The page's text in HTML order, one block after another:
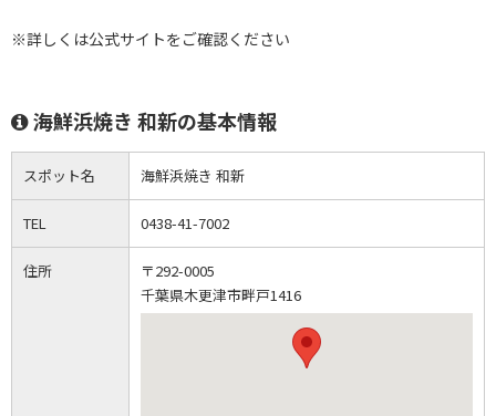
※詳しくは公式サイトをご確認ください
海鮮浜焼き 和新の基本情報
スポット名 海鮮浜焼き 和新
TEL 0438-41-7002
住所
〒292-0005
千葉県木更津市畔戸1416